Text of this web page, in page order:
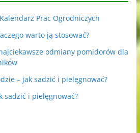
Prac Ogrodniczych
warto ją stosować?
odmiany pomidorów dla
– jak sadzić i pielęgnować?
sadzić i pielęgnować?